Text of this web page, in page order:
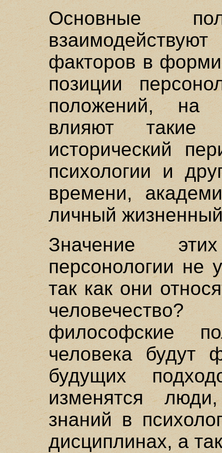
Основные
факторов в
позиции
положений, на
влияют такие
исторический
психологии и
времени,
личный
Значение
персонологии не
так как они
философские
человека будут
будущих
изменятся
знаний в
дисциплинах, а